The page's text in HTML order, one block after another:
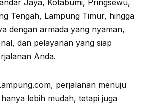
Jaya, Kotabumi, Pringsewu,
Tengah, Lampung Timur, hingga
dengan armada yang nyaman,
dan pelayanan yang siap
Anda.
perjalanan menuju
lebih mudah, tetapi juga